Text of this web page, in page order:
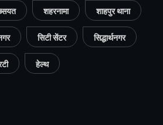
शहरनामा शाहपुर थाना
सिटी सेंटर सिद्धार्थनगर
हेल्थ